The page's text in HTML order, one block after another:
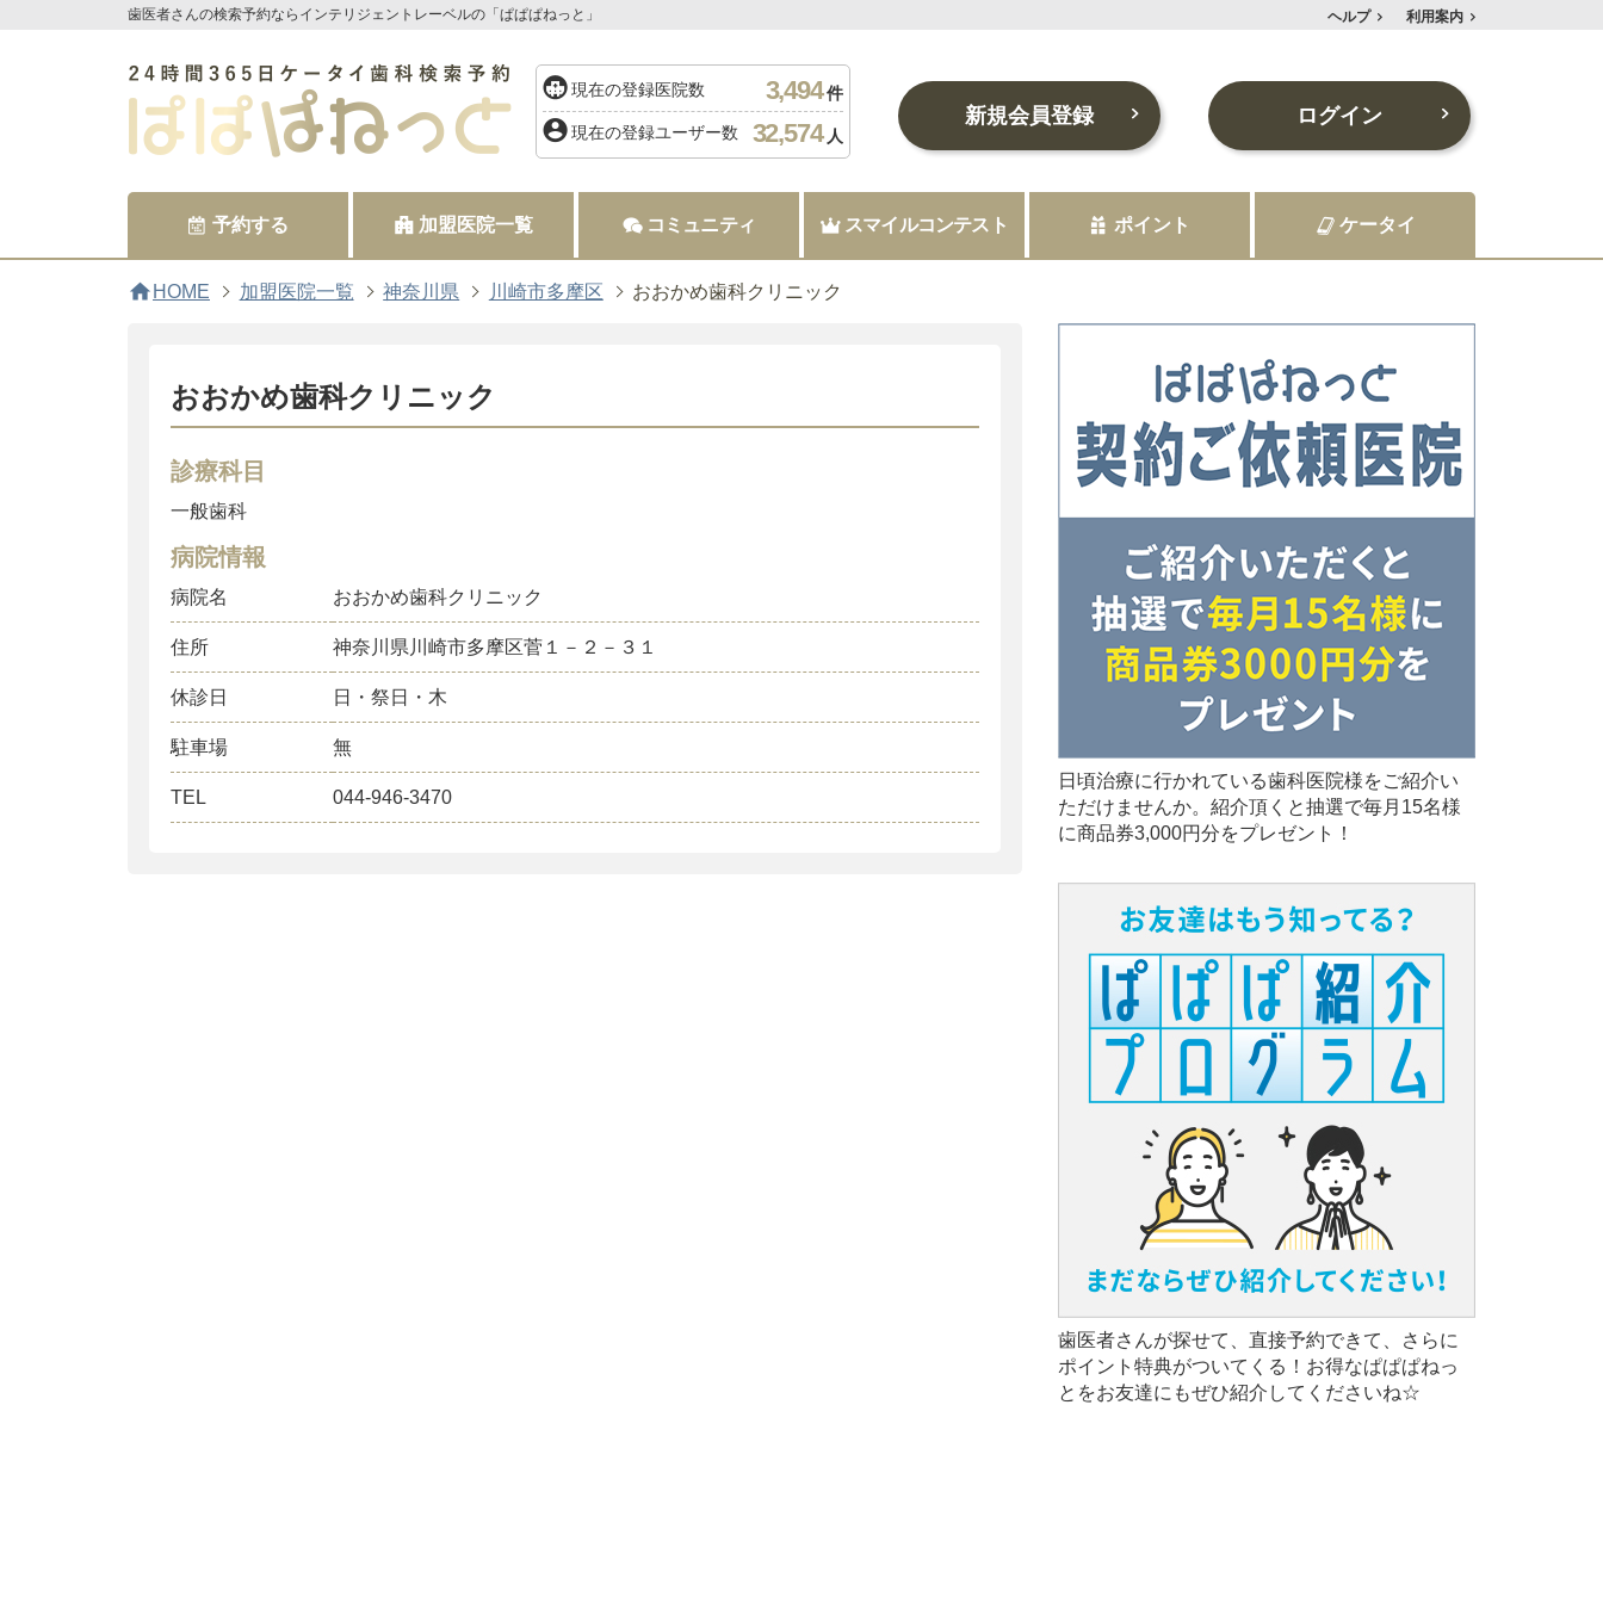
歯医者さんの検索予約ならインテリジェントレーベルの「ぱぱぱねっと」 ヘルプ 利用案内
現在の登録医院数 3,494件
現在の登録ユーザー数 32,574 人
新規会員登録 ログイン
予約する 加盟医院一覧 コミュニティ スマイルコンテスト ポイント ケータイ
home HOME 加盟医院一覧 神奈川県 川崎市多摩区 おおかめ歯科クリニック
おおかめ歯科クリニック
診療科目
一般歯科
病院情報
病院名 おおかめ歯科クリニック
住所 神奈川県川崎市多摩区菅１－２－３１
休診日 日・祭日・木
駐車場 無
TEL 044-946-3470
日頃治療に行かれている歯科医院様をご紹介い
ただけませんか。紹介頂くと抽選で毎月15名様
に商品券3,000円分をプレゼント！
歯医者さんが探せて、直接予約できて、さらに
ポイント特典がついてくる！お得なぱぱぱねっ
とをお友達にもぜひ紹介してくださいね☆